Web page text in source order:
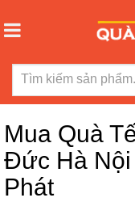
Mua Quà
Đức Hà Nội
Phát